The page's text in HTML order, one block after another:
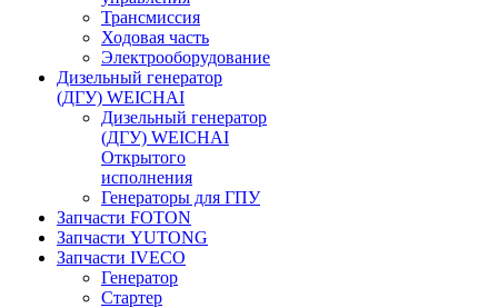
Трансмиссия
Ходовая часть
Электрооборудование
Дизельный генератор
(ДГУ) WEICHAI
Дизельный генератор
(ДГУ) WEICHAI
Открытого
исполнения
Генераторы для ГПУ
Запчасти FOTON
Запчасти YUTONG
Запчасти IVECO
Генератор
Стартер